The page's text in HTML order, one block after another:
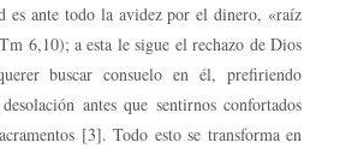
es ante todo la avidez por el dinero, «raíz
6,10); a esta le sigue el rechazo de Dios
buscar consuelo en él, prefiriendo
antes que sentirnos confortados
[3]. Todo esto se transforma en